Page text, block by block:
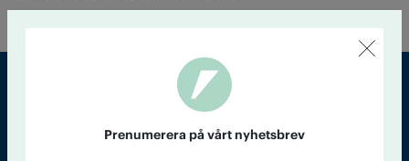
Prenumerera på vårt nyhetsbrev